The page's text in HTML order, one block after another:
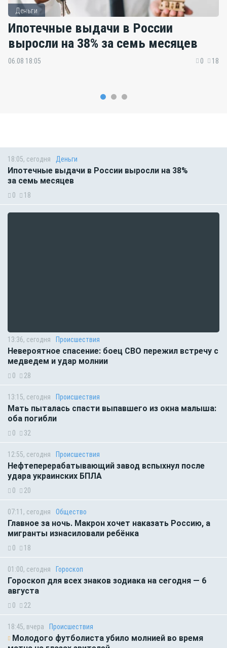
Деньги
Ипотечные выдачи в России
выросли на 38% за семь месяцев
06.08 18:05 0 18
18:05, сегодня Деньги
Ипотечные выдачи в России выросли на 38%
за семь месяцев
0 18
13:36, сегодня Происшествия
Невероятное спасение: боец СВО пережил встречу с
медведем и удар молнии
0 28
13:15, сегодня Происшествия
Мать пыталась спасти выпавшего из окна малыша:
оба погибли
0 32
12:55, сегодня Происшествия
Нефтеперерабатывающий завод вспыхнул после
удара украинских БПЛА
0 20
07:11, сегодня Общество
Главное за ночь. Макрон хочет наказать Россию, а
мигранты изнасиловали ребёнка
0 18
01:00, сегодня Гороскоп
Гороскоп для всех знаков зодиака на сегодня — 6
августа
0 22
18:45, вчера Происшествия
Молодого футболиста убило молнией во время